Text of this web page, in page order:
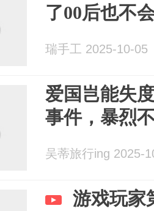
了00后也不
瑞手工 2025-10-05
爱国岂能失
事件，暴烈
吴蒂旅行ing 2025-
游戏玩家